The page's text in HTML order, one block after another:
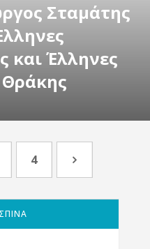
Σταμάτης
και Έλληνες
4